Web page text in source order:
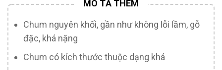
Chum nguyên khối, gần như không lỗi lầm, gỗ
đặc, khá nặng
Chum có kích thước thuộc dạng khá